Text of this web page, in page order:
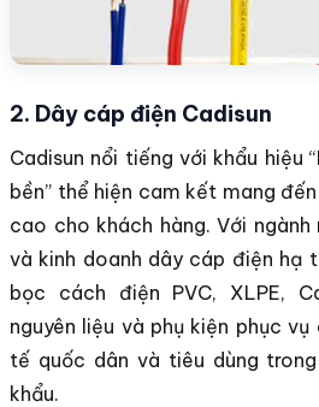
2. Dây cáp điện Cadisun
Cadisun nổi tiếng với khẩu hiệu
bền” thể hiện cam kết mang
cao cho khách hàng. Với
và kinh doanh dây cáp điện hạ
bọc cách điện PVC, XLPE,
nguyên liệu và phụ kiện phục
tế quốc dân và tiêu dùng
khẩu.